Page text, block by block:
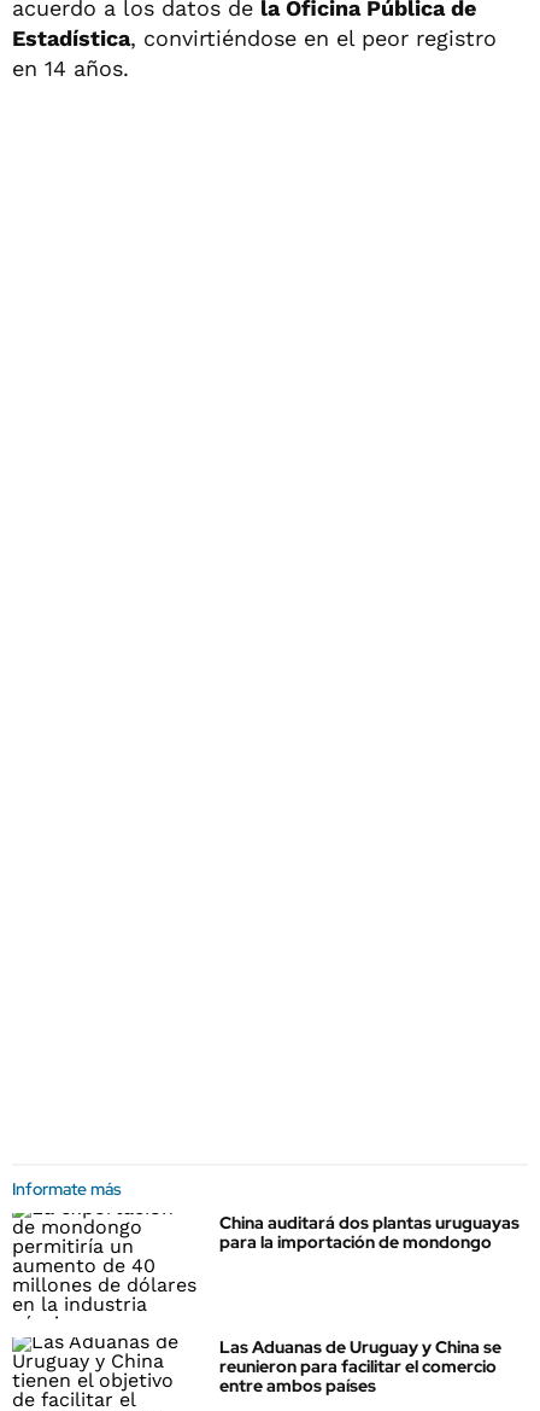
acuerdo a los datos de la Oficina Pública de
Estadística, convirtiéndose en el peor registro
en 14 años.
Informate más
China auditará dos plantas uruguayas
para la importación de mondongo
Las Aduanas de Uruguay y China se
reunieron para facilitar el comercio
entre ambos países